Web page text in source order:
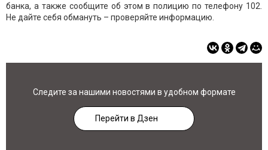
банка, а также сообщите об этом в полицию по телефону 102.
Не дайте себя обмануть – проверяйте информацию.
Следите за нашими новостями в удобном формате
Перейти в Дзен